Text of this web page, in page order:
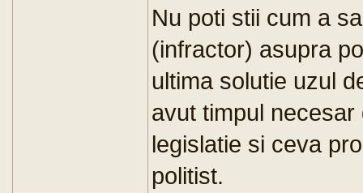
Nu poti stii cum a
(infractor) asupra
ultima solutie uzul
avut timpul
legislatie si ceva
politist.